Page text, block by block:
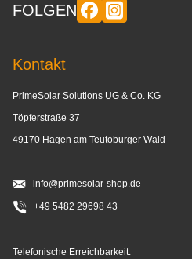
FOLGEN
Kontakt
PrimeSolar Solutions UG & Co. KG
Töpferstraße 37
49170 Hagen am Teutoburger Wald
info@primesolar-shop.de
+49 5482 29698 43
Telefonische Erreichbarkeit: